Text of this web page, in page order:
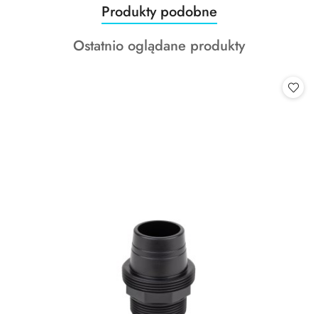
Pomiń karuzelę produktów
Produkty
o
statusie:
Produkty podobne
Produkty
Ostatnio oglądane produkty